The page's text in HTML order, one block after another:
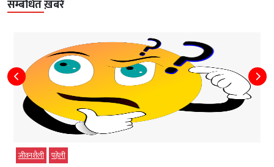
सम्बंधित ख़बरें
जीवनशैली पहेली